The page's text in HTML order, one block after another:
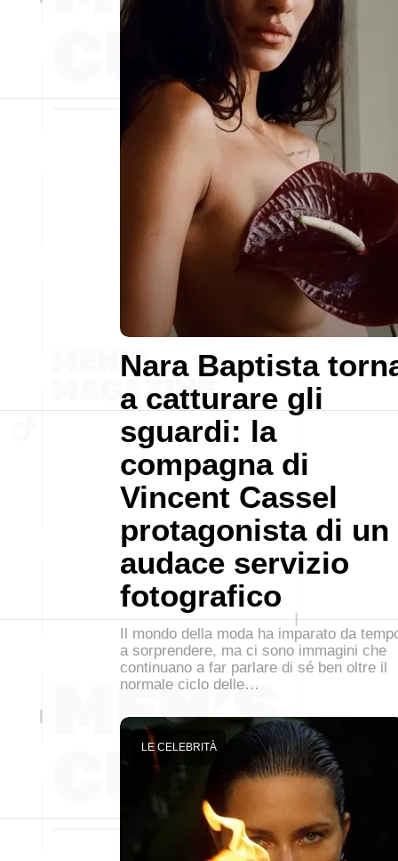
Nara Baptista
a catturare gli
sguardi: la
compagna di
Vincent Cassel
protagonista di un
audace servizio
fotografico
Il mondo della moda ha imparato da
a sorprendere, ma ci sono immagini che
continuano a far parlare di sé ben oltre il
normale ciclo delle…
LE CELEBRITÀ